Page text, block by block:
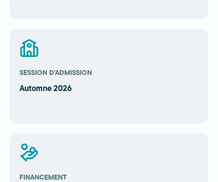
SESSION D’ADMISSION
Automne 2026
FINANCEMENT